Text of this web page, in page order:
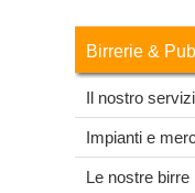
Birrerie & Pub
Il nostro
Impianti e
Le nostre birre